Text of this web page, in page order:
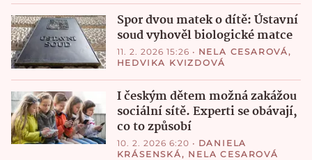
Spor dvou matek o dítě: Ústavní
soud vyhověl biologické matce
11. 2. 2026 15:26 • NELA CESAROVÁ,
HEDVIKA KVIZDOVÁ
I českým dětem možná zakážou
sociální sítě. Experti se obávají,
co to způsobí
10. 2. 2026 6:20 • DANIELA
KRÁSENSKÁ , NELA CESAROVÁ